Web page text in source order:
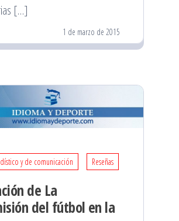
[…]
1 de marzo de 2015
y de comunicación Reseñas
de La
del fútbol en la